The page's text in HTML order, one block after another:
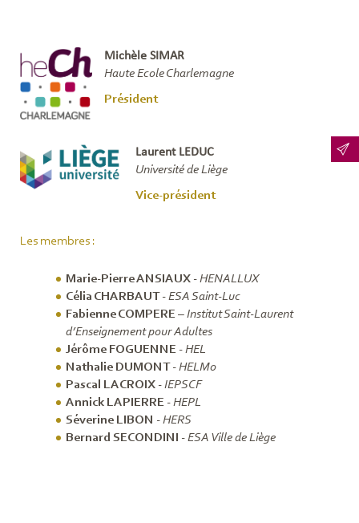
Michèle SIMAR
Haute Ecole Charlemagne
Président
Laurent LEDUC
Université de Liège
Vice-président
Les membres :
Marie-Pierre ANSIAUX -HENALLUX
Célia CHARBAUT-ESA Saint-Luc
Fabienne COMPERE–Institut Saint-Laurent
d’Enseignement pour Adultes
Jérôme FOGUENNE-HEL
Nathalie DUMONT-HELMo
Pascal LACROIX-IEPSCF
Annick LAPIERRE-HEPL
Séverine LIBON -HERS
Bernard SECONDINI
-ESA Ville de Liège